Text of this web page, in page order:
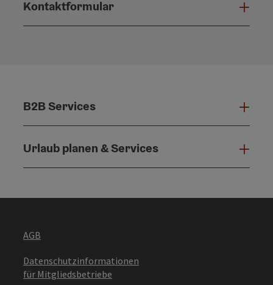
Kontaktformular
B2B Services
Urlaub planen & Services
AGB
Datenschutzinformationen
für Mitgliedsbetriebe